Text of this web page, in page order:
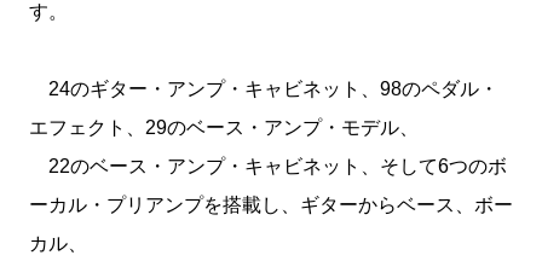
す。
24のギター・アンプ・キャビネット、98のペダル・
エフェクト、29のベース・アンプ・モデル、
22のベース・アンプ・キャビネット、そして6つのボ
ーカル・プリアンプを搭載し、ギターからベース、ボー
カル、